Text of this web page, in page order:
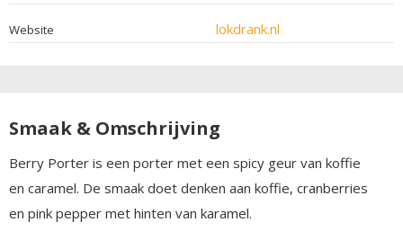
Website lokdrank.nl
Smaak & Omschrijving
Berry Porter is een porter met een spicy geur van koffie
en caramel. De smaak doet denken aan koffie, cranberries
en pink pepper met hinten van karamel.